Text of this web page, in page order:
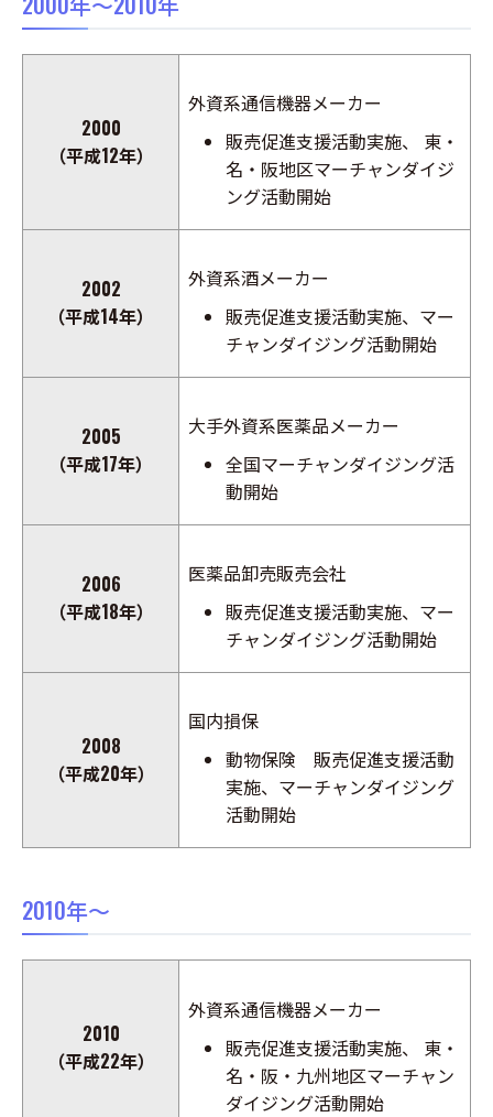
2000
（平成12年）
外資系通信機器メーカー
販売促進支援活動実施、 東・
名・阪地区マーチャンダイジ
ング活動開始
2002
（平成14年）
外資系酒メーカー
販売促進支援活動実施、マー
チャンダイジング活動開始
2005
（平成17年）
大手外資系医薬品メーカー
全国マーチャンダイジング活
動開始
2006
（平成18年）
医薬品卸売販売会社
販売促進支援活動実施、マー
チャンダイジング活動開始
2008
（平成20年）
国内損保
動物保険 販売促進支援活動
実施、マーチャンダイジング
活動開始
2010年～
2010
（平成22年）
外資系通信機器メーカー
販売促進支援活動実施、 東・
名・阪・九州地区マーチャン
ダイジング活動開始